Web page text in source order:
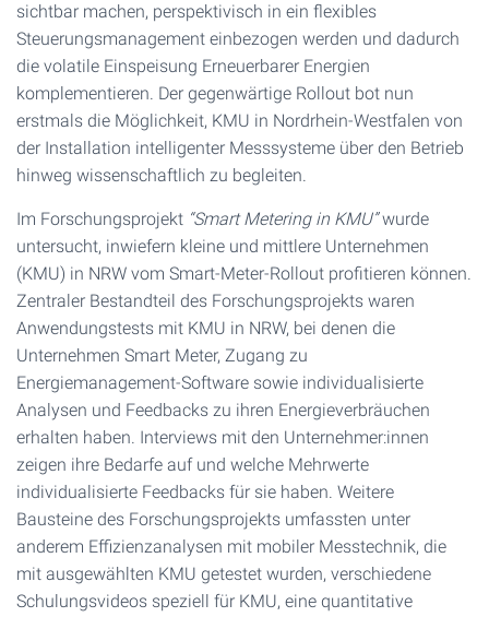
sichtbar machen, perspektivisch in ein flexibles
Steuerungsmanagement einbezogen werden und dadurch
die volatile Einspeisung Erneuerbarer Energien
komplementieren. Der gegenwärtige Rollout bot nun
erstmals die Möglichkeit, KMU in Nordrhein-Westfalen von
der Installation intelligenter Messsysteme über den Betrieb
hinweg wissenschaftlich zu begleiten.
Im Forschungsprojekt “Smart Metering in KMU”wurde
untersucht, inwiefern kleine und mittlere Unternehmen
(KMU) in NRW vom Smart-Meter-Rollout profitieren können.
Zentraler Bestandteil des Forschungsprojekts waren
Anwendungstests mit KMU in NRW, bei denen die
Unternehmen Smart Meter, Zugang zu
Energiemanagement-Software sowie individualisierte
Analysen und Feedbacks zu ihren Energieverbräuchen
erhalten haben. Interviews mit den Unternehmer:innen
zeigen ihre Bedarfe auf und welche Mehrwerte
individualisierte Feedbacks für sie haben. Weitere
Bausteine des Forschungsprojekts umfassten unter
anderem Effizienzanalysen mit mobiler Messtechnik, die
mit ausgewählten KMU getestet wurden, verschiedene
Schulungsvideos speziell für KMU, eine quantitative